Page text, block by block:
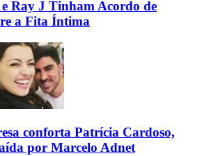
Ray J Tinham Acordo de
a Fita Íntima
conforta Patrícia Cardoso,
por Marcelo Adnet